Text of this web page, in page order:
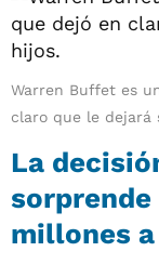
Warren Buffet es
claro que le dejará
La
sorprende
millones